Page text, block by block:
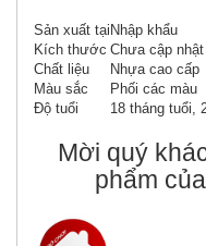
Sản xuất tại Nhập khẩu
Kích thước Chưa cập nhật
Chất liệu
Nhựa cao cấp
Màu sắc
Phối các màu
Độ tuổi
18 tháng tuổi,
Mời quý
phẩm